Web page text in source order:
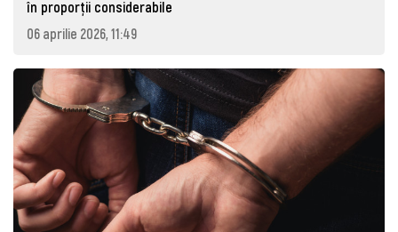
în proporții considerabile
06 aprilie 2026, 11:49